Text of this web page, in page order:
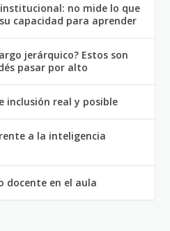
no mide lo que
capacidad para aprender
jerárquico? Estos son
pasar por alto
inclusión real y posible
a la inteligencia
docente en el aula